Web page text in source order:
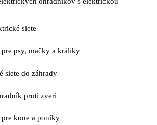
siete
psy, mačky a králiky
siete do záhrady
proti zveri
kone a poníky